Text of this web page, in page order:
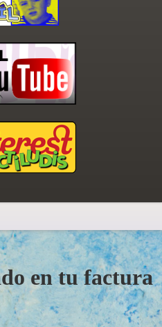
en tu factura